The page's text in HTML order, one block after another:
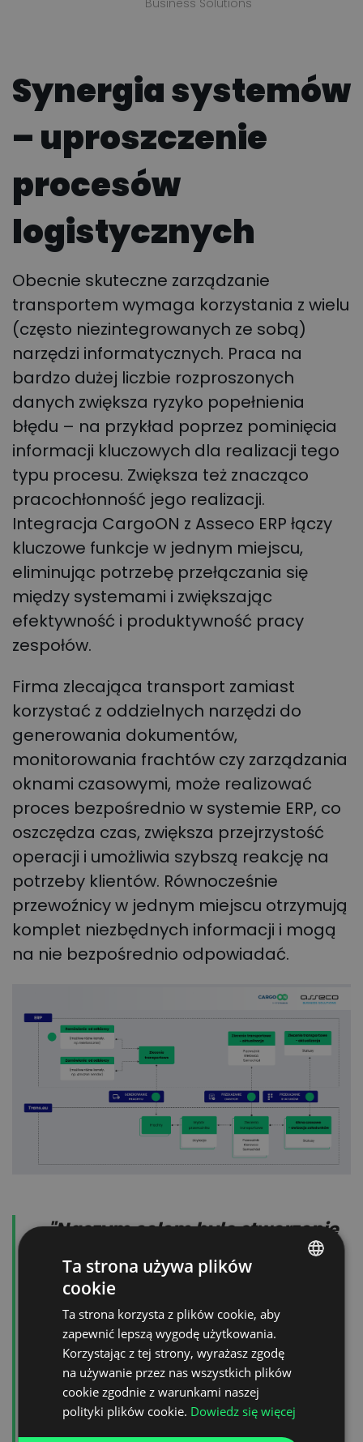
Synergia systemów
– uproszczenie
procesów
logistycznych
Obecnie skuteczne zarządzanie
transportem wymaga korzystania z wielu
(często niezintegrowanych ze sobą)
narzędzi informatycznych. Praca na
bardzo dużej liczbie rozproszonych
danych zwiększa ryzyko popełnienia
błędu – na przykład poprzez pominięcia
informacji kluczowych dla realizacji tego
typu procesu. Zwiększa też znacząco
pracochłonność jego realizacji.
Integracja CargoON z Asseco ERP łączy
kluczowe funkcje w jednym miejscu,
eliminując potrzebę przełączania się
między systemami i zwiększając
efektywność i produktywność pracy
zespołów.
Firma zlecająca transport zamiast
korzystać z oddzielnych narzędzi do
generowania dokumentów,
monitorowania frachtów czy zarządzania
oknami czasowymi, może realizować
proces bezpośrednio w systemie ERP, co
oszczędza czas, zwiększa przejrzystość
operacji i umożliwia szybszą reakcję na
potrzeby klientów. Równocześnie
przewoźnicy w jednym miejscu otrzymują
komplet niezbędnych informacji i mogą
na nie bezpośrednio odpowiadać.
"Naszym celem było stworzenie
rozwiązania, które z jednej
strony upraszcza codzienne
zarządzanie transportem, a z
drugiej - zapewnia pełną
kontrolę nad każdym etapem
realizacji zlecenia
transportowego. Jesteśmy
ENGLISH
UKRAINIAN
Ta strona używa plików
cookie
Ta strona korzysta z plików cookie, aby
zapewnić lepszą wygodę użytkowania.
Korzystając z tej strony, wyrażasz zgodę
na używanie przez nas wszystkich plików
cookie zgodnie z warunkami naszej
polityki plików cookie. Dowiedz się więcej